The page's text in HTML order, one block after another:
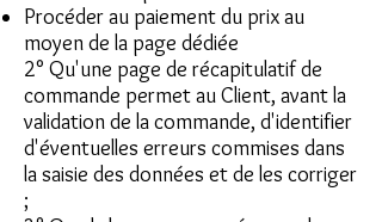
Procéder au paiement du prix au
moyen de la page dédiée
2° Qu'une page de récapitulatif de
commande permet au Client, avant la
validation de la commande, d'identifier
d'éventuelles erreurs commises dans
la saisie des données et de les corriger
;